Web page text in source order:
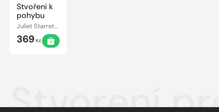
Stvořeni k
pohybu
Juliet Starrett, Kelly Starrett
369 Kč
Stvorení